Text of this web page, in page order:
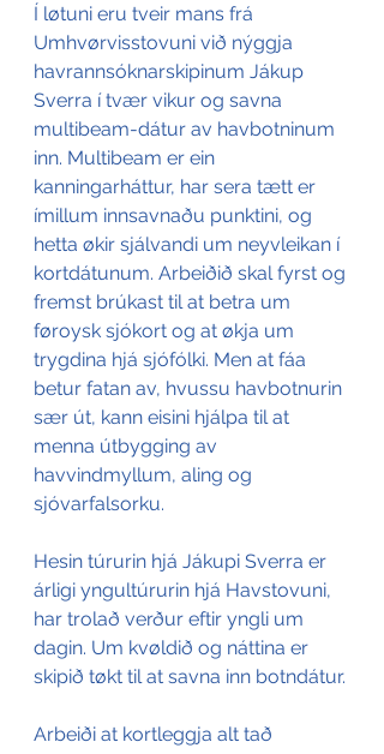
Í løtuni eru tveir mans frá
Umhvørvisstovuni við nýggja
havrannsóknarskipinum Jákup
Sverra í tvær vikur og savna
multibeam-dátur av havbotninum
inn. Multibeam er ein
kanningarháttur, har sera tætt er
ímillum innsavnaðu punktini, og
hetta økir sjálvandi um neyvleikan í
kortdátunum. Arbeiðið skal fyrst og
fremst brúkast til at betra um
føroysk sjókort og at økja um
trygdina hjá sjófólki. Men at fáa
betur fatan av, hvussu havbotnurin
sær út, kann eisini hjálpa til at
menna útbygging av
havvindmyllum, aling og
sjóvarfalsorku.
Hesin túrurin hjá Jákupi Sverra er
árligi yngultúrurin hjá Havstovuni,
har trolað verður eftir yngli um
dagin. Um kvøldið og náttina er
skipið tøkt til at savna inn botndátur.
Arbeiði at kortleggja alt tað